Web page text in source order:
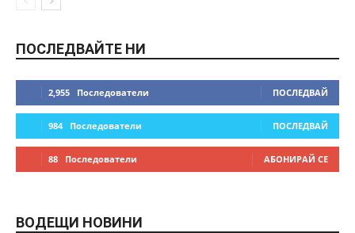
ПОСЛЕДВАЙТЕ НИ
2,955 Последователи ПОСЛЕДВАЙ
984 Последователи ПОСЛЕДВАЙ
88 Последователи АБОНИРАЙ СЕ
ВОДЕЩИ НОВИНИ